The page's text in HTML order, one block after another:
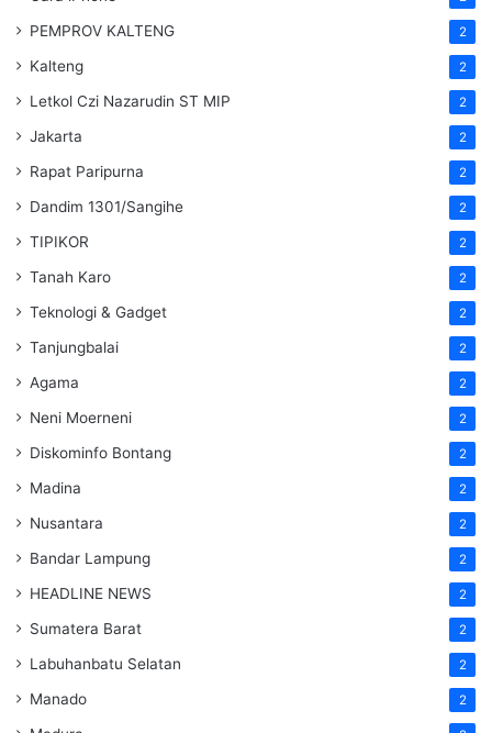
PEMPROV KALTENG 2
Kalteng 2
Letkol Czi Nazarudin ST MIP 2
Jakarta 2
Rapat Paripurna 2
Dandim 1301/Sangihe 2
TIPIKOR 2
Tanah Karo 2
Teknologi & Gadget 2
Tanjungbalai 2
Agama 2
Neni Moerneni 2
Diskominfo Bontang 2
Madina 2
Nusantara 2
Bandar Lampung 2
HEADLINE NEWS 2
Sumatera Barat 2
Labuhanbatu Selatan 2
Manado 2